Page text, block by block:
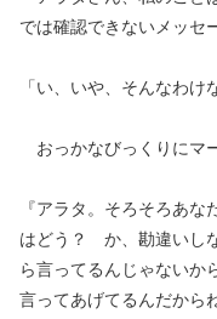
では確認できないメッセ
「い、いや、そんなわ
おっかなびっくりにマ
『アラタ。そろそろあ
はどう？ か、勘違いし
ら言ってるんじゃないか
言ってあげてるんだから